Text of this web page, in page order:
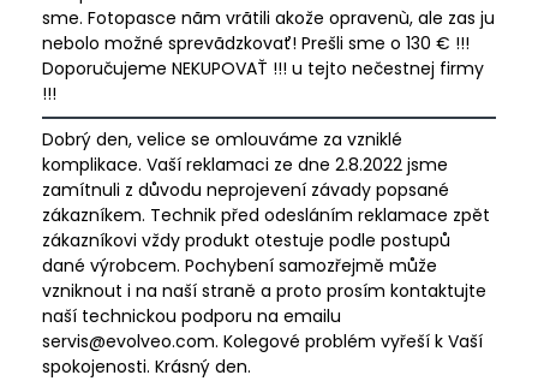
sme. Fotopasce nãm vrãtili akože opravenù, ale zas ju
nebolo možné sprevãdzkovať! Prešli sme o 130 € !!!
Doporučujeme NEKUPOVAŤ !!! u tejto nečestnej firmy
!!!
Dobrý den, velice se omlouváme za vzniklé
komplikace. Vaší reklamaci ze dne 2.8.2022 jsme
zamítnuli z důvodu neprojevení závady popsané
zákazníkem. Technik před odesláním reklamace zpět
zákazníkovi vždy produkt otestuje podle postupů
dané výrobcem. Pochybení samozřejmě může
vzniknout i na naší straně a proto prosím kontaktujte
naší technickou podporu na emailu
servis@evolveo.com. Kolegové problém vyřeší k Vaší
spokojenosti. Krásný den.
HĽADAŤ